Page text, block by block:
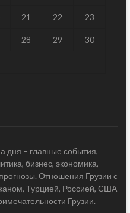
21 22 23
28 29 30
дня – главные события,
бизнес, экономика,
Отношения Грузии с
Турцией, Россией, США
Грузии.